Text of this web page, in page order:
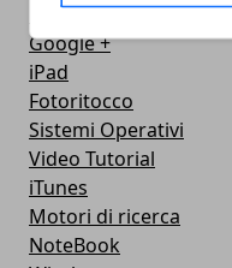
Privacy
Google +
iPad
Fotoritocco
Sistemi Operativi
Video Tutorial
iTunes
Motori di ricerca
NoteBook